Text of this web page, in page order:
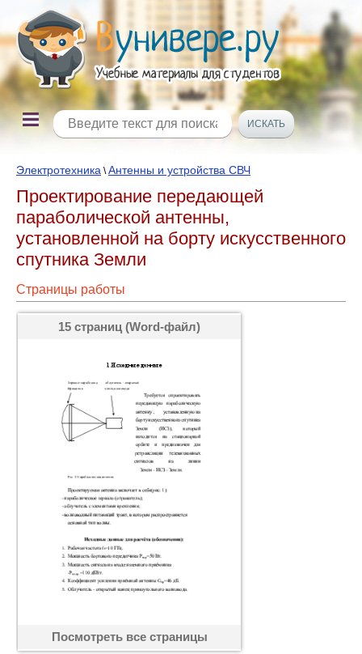
Электротехника \Антенны и устройства СВЧ
Проектирование передающей
параболической антенны,
установленной на борту искусственного
спутника Земли
Страницы работы
15 страниц (Word-файл)
Посмотреть все страницы